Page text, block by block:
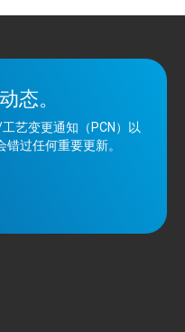
态。
艺变更通知（PCN）以
过任何重要更新。